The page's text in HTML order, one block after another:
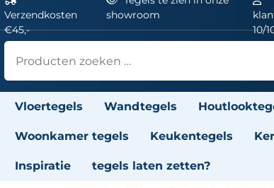
Verzendkosten
€45,-
showroom
10/
Vloertegels Wandtegels
Woonkamer tegels Keukentegels
Inspiratie tegels laten zetten?